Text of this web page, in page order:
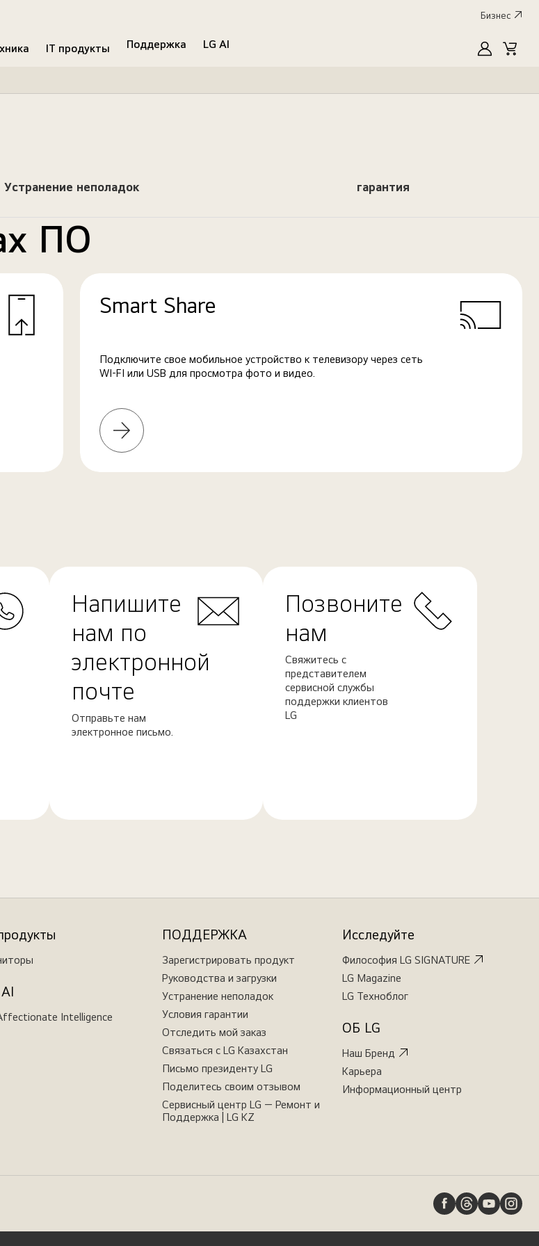
Бизнес
IT продукты Поддержка
LG AI
MyLGCart
Устранение неполадок гарантия
ПО
Smart Share
Подключите свое мобильное устройство к телевизору через сеть
WI-FI или USB для просмотра фото и видео.
Узнать
больше
Напишите
нам по
электронной
почте
Отправьте нам
электронное письмо.
Позвоните
нам
Свяжитесь с
представителем
сервисной службы
поддержки клиентов
LG
Intelligence
ПОДДЕРЖКА
Зарегистрировать продукт
Руководства и загрузки
Устранение неполадок
Условия гарантии
Отследить мой заказ
Связаться с LG Казахстан
Письмо президенту LG
Поделитесь своим отзывом
Сервисный центр LG — Ремонт и
Поддержка | LG KZ
Исследуйте
Философия LG SIGNATURE
LG Magazine
LG Техноблог
ОБ LG
Наш Бренд
Карьера
Информационный центр